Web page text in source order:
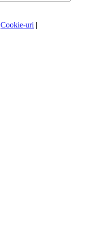
Cookie-uri |